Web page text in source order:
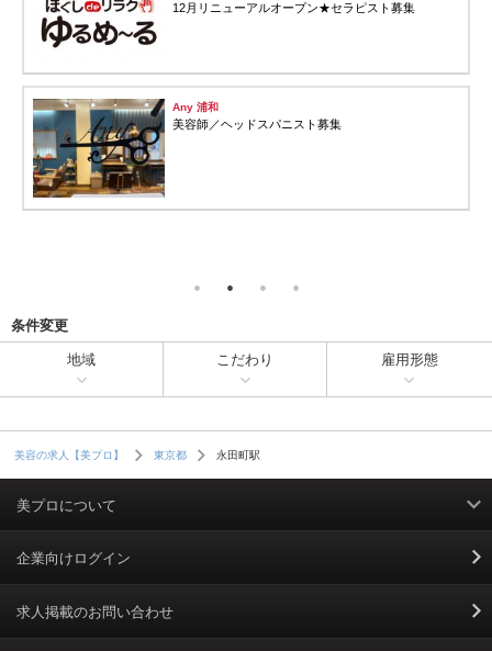
12月リニューアルオープン★セラピスト募集
Any 浦和
美容師／ヘッドスパニスト募集
条件変更
地域 こだわり 雇用形態
美容の求人【美プロ】 東京都 永田町駅
美プロについて
利用規約
掲載規約
企業向けログイン
求人掲載のお問い合わせ